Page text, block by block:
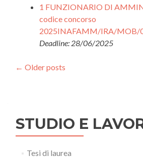
1 FUNZIONARIO DI
codice concorso
2025INAFAMM/IRA/MOB/
Deadline: 28/06/2025
Posts
← Older posts
STUDIO E
Tesi di laurea